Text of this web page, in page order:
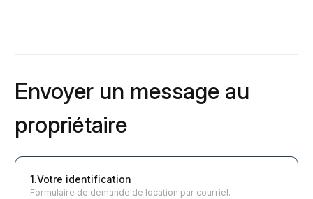
Envoyer un message au
propriétaire
Formulaire de demande de location par courriel.
1.Votre identification